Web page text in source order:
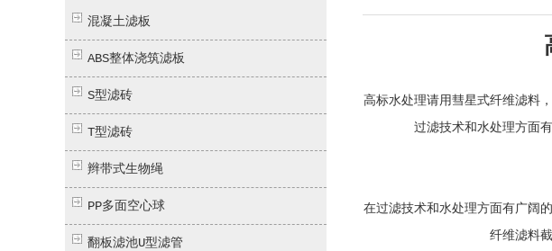
混凝土滤板
ABS整体浇筑滤板
S型滤砖
T型滤砖
辫带式生物绳
PP多面空心球
翻板滤池U型滤管
高标水处理请用彗星式纤维滤料
过滤技术和水处理方面
在过滤技术和水处理方面有广阔
纤维滤料